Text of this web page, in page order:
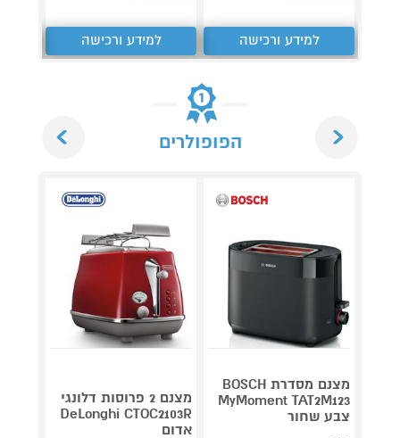
למידע ורכישה למידע ורכישה
הפופולרים
מצנם מסדרת BOSCH
MyMoment TAT2M123
צבע שחור
מצנם 2 פרוסות דלונגי
DeLonghi CTOC2103R
אדום